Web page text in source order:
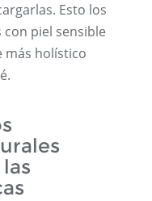
Esto los
piel sensible
más holístico